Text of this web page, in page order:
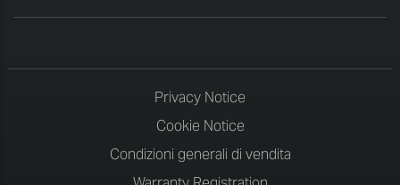
Privacy Notice
Cookie Notice
Condizioni generali di vendita